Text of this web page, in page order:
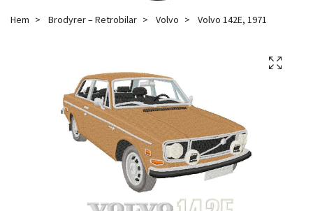
Hem Brodyrer – Retrobilar Volvo Volvo 142E, 1971